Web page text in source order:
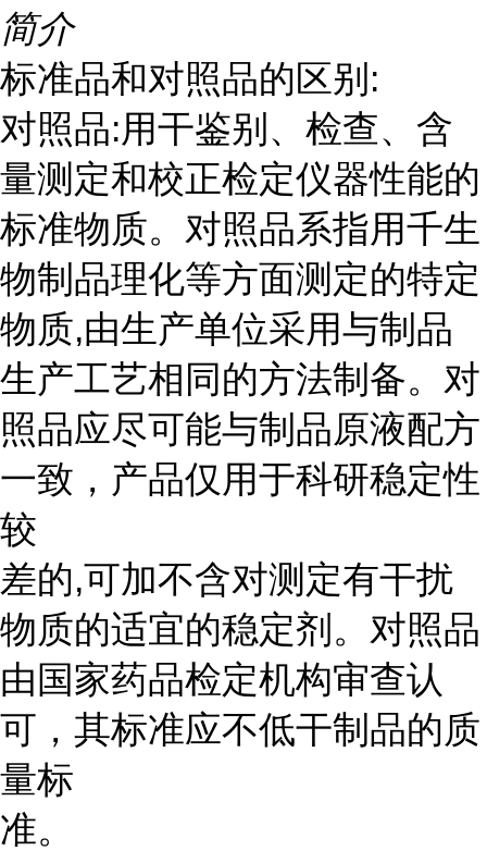
简介
标准品和对照品的区别:
对照品:用干鉴别、检查、含
量测定和校正检定仪器性能的
标准物质。对照品系指用千生
物制品理化等方面测定的特定
物质,由生产单位采用与制品
生产工艺相同的方法制备。对
照品应尽可能与制品原液配方
一致，产品仅用于科研稳定性
较
差的,可加不含对测定有干扰
物质的适宜的稳定剂。对照品
由国家药品检定机构审查认
可，其标准应不低干制品的质
量标
准。